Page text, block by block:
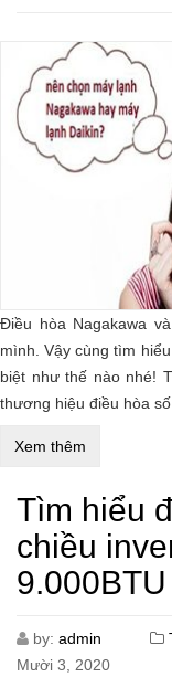
Điều hòa Nagakawa
mình. Vậy cùng tìm
biệt như thế nào nhé!
thương hiệu điều hòa
Xem thêm
Tìm hiểu
chiều
9.000BTU
by: admin
Mười 3, 2020